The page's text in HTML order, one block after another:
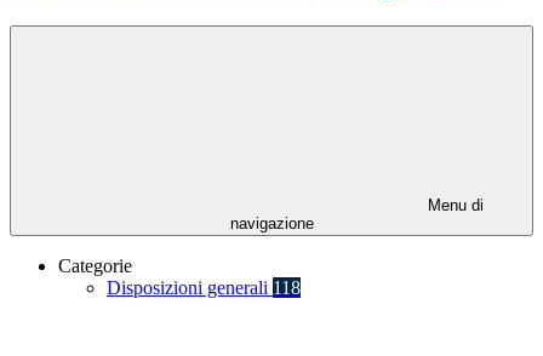
Menu di
navigazione
Categorie
Disposizioni generali 118